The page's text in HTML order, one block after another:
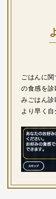
ごはんに
の⾷感を診
みごはん診
より早く⾃